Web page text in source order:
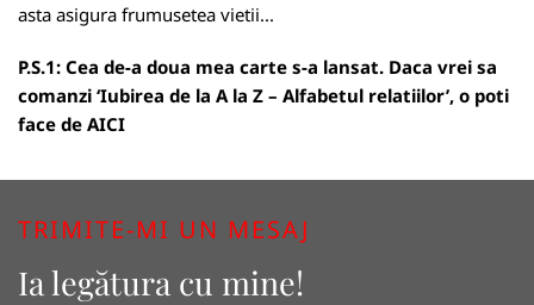
asta asigura frumusetea vietii...
P.S.1: Cea de-a doua mea carte s-a lansat. Daca vrei sa
comanzi ‘Iubirea de la A la Z – Alfabetul relatiilor’, o poti
face de AICI
TRIMITE-MI UN MESAJ
Ia legătura cu mine!